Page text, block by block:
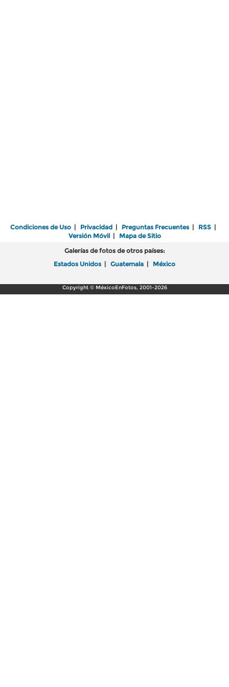
Condiciones de Uso | Privacidad | Preguntas Frecuentes | RSS |
Versión Móvil| Mapa de Sitio
Galerías de fotos de otros países:
Estados Unidos | Guatemala | México
Copyright © MéxicoEnFotos, 2001-2026